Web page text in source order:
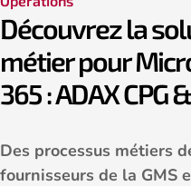
Découvrez la
métier pour
365 : ADAX CPG
Des processus métiers
fournisseurs de la GMS